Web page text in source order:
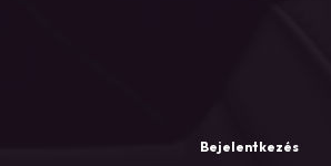
Bejelentkezés